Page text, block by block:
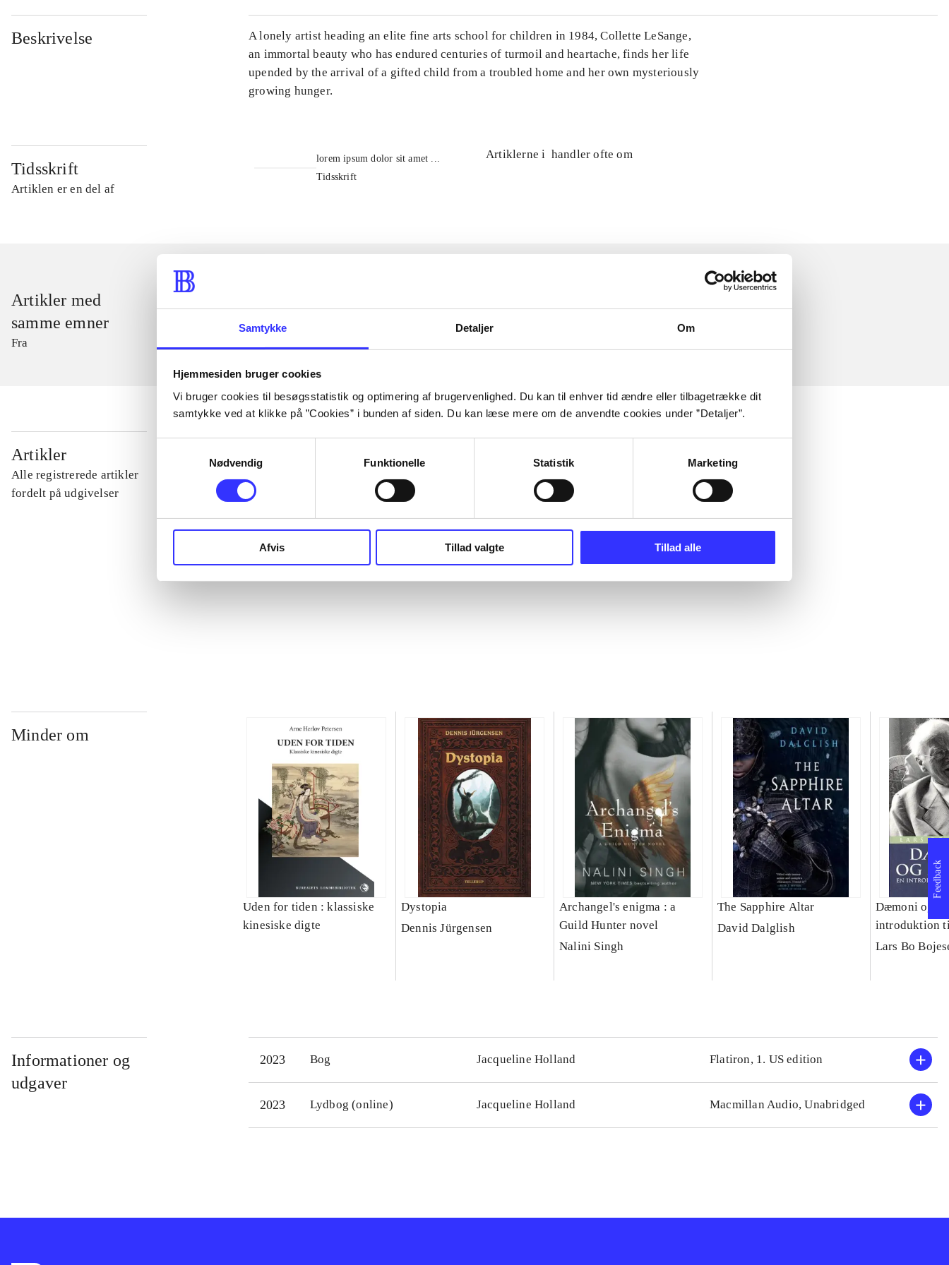
Samtykke Detaljer Om
Hjemmesiden bruger cookies
Vi bruger cookies til besøgsstatistik og optimering af brugervenlighed. Du kan til enhver tid ændre eller tilbagetrække dit
samtykke ved at klikke på ”Cookies” i bunden af siden. Du kan læse mere om de anvendte cookies under ”Detaljer”.
Nødvendig
Funktionelle Statistik Marketing
Afvis Tillad valgte Tillad alle
Beskrivelse
A lonely artist heading an elite fine arts school for children in 1984, Collette LeSange,
an immortal beauty who has endured centuries of turmoil and heartache, finds her life
upended by the arrival of a gifted child from a troubled home and her own mysteriously
growing hunger.
Tidsskrift
Artiklen er en del af
lorem ipsum dolor sit amet ...
Tidsskrift
Artiklerne i handler ofte om
Artikler med
samme emner
Fra
Artikler
Alle registrerede artikler
fordelt på udgivelser
...
...
Minder om
Uden for tiden : klassiske
kinesiske digte
Dystopia
Dennis Jürgensen
Archangel's enigma : a
Guild Hunter novel
Nalini Singh
The Sapphire Altar
David Dalglish
Dæmoni og
introduktion
Lars Bo
Informationer og
udgaver
2023 Bog Jacqueline Holland Flatiron, 1. US edition
2023 Lydbog (online) Jacqueline Holland Macmillan Audio, Unabridged
Feedback